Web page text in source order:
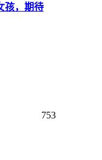
孩，期待
753